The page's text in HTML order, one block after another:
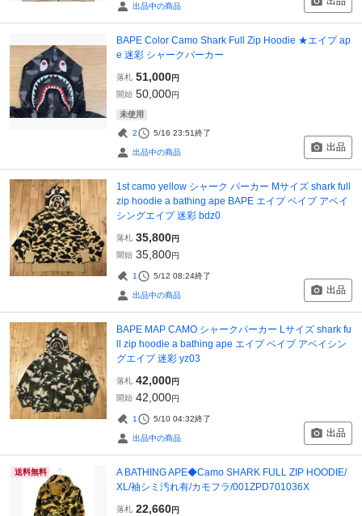
出品中の商品
BAPE Color Camo Shark Full Zip Hoodie ★エイプ ap
e 迷彩 シャークパーカー
落札 51,000円
開始 50,000円
未使用
2 5/16 23:51終了
出品中の商品 出品
1st camo yellow シャーク パーカー Mサイズ shark full
zip hoodie a bathing ape BAPE エイプ ベイプ アベイ
シングエイプ 迷彩 bdz0
落札 35,800円
開始 35,800円
1 5/12 08:24終了
出品中の商品 出品
BAPE MAP CAMO シャークパーカー Lサイズ shark fu
ll zip hoodie a bathing ape エイプ ベイプ アベイシン
グエイプ 迷彩 yz03
落札 42,000円
開始 42,000円
1 5/10 04:32終了
出品中の商品 出品
送料無料
A BATHING APE◆Camo SHARK FULL ZIP HOODIE/
XL/袖シミ汚れ有/カモフラ/001ZPD701036X
落札 22,660円